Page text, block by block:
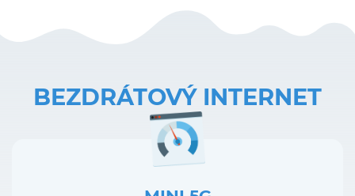
BEZDRÁTOVÝ INTERNET